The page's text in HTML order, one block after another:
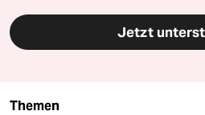
Jetzt
Themen